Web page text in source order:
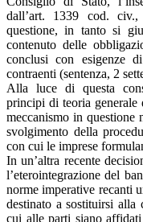
dall’art. 1339 cod.
questione, in tanto si
contenuto delle
conclusi con esigenze
contraenti (sentenza, 2
Alla luce di questa
principi di teoria generale
meccanismo in
svolgimento della
con cui le imprese
In un’altra recente
l’eterointegrazione del
norme imperative recanti
destinato a sostituirsi
cui alle parti siano